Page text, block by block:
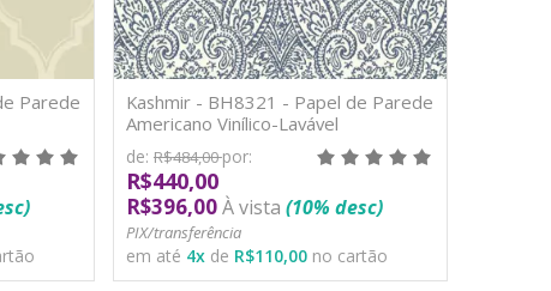
Parede
Kashmir - BH8321 - Papel de Parede
Americano Vinílico-Lavável
de: R$484,00por:
R$440,00
R$396,00À vista (10% desc)
PIX/transferência
em até 4xde R$110,00no cartão